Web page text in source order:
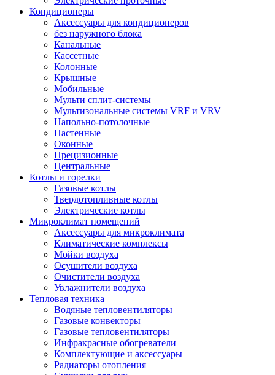
Кондиционеры
Аксессуары для кондиционеров
без наружного блока
Канальные
Кассетные
Колонные
Крышные
Мобильные
Мульти сплит-системы
Мультизональные системы VRF и VRV
Напольно-потолочные
Настенные
Оконные
Прецизионные
Центральные
Котлы и горелки
Газовые котлы
Твердотопливные котлы
Электрические котлы
Микроклимат помещений
Аксессуары для микроклимата
Климатические комплексы
Мойки воздуха
Осушители воздуха
Очистители воздуха
Увлажнители воздуха
Тепловая техника
Водяные тепловентиляторы
Газовые конвекторы
Газовые тепловентиляторы
Инфракрасные обогреватели
Комплектующие и аксессуары
Радиаторы отопления